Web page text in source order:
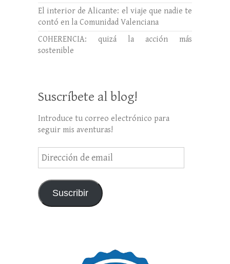
El interior de Alicante: el viaje que nadie te
contó en la Comunidad Valenciana
COHERENCIA: quizá la acción más
sostenible
Suscríbete al blog!
Introduce tu correo electrónico para
seguir mis aventuras!
Dirección
de
Suscribir